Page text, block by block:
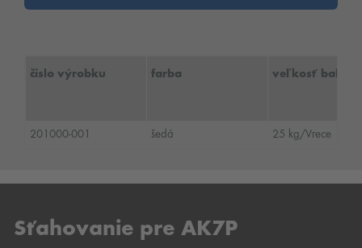
číslo výrobku farba veľkosť balenia
201000-001 šedá 25 kg/Vrece
Sťahovanie pre AK7P